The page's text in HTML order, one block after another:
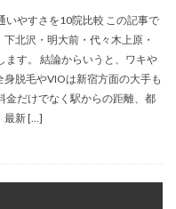
いやすさを10院比較 この記事で
北沢・明大前・代々木上原・
す。 結論からいうと、ワキや
脱毛やVIOは新宿方面の大手も
金だけでなく駅からの距離、都
最新 […]